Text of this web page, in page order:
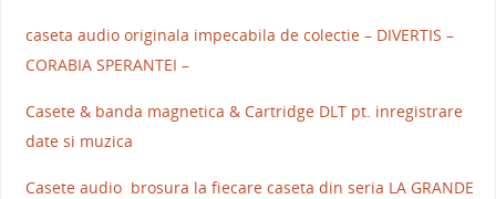
caseta audio originala impecabila de colectie – DIVERTIS –
CORABIA SPERANTEI –
Casete & banda magnetica & Cartridge DLT pt. inregistrare
date si muzica
Casete audio brosura la fiecare caseta din seria LA GRANDE